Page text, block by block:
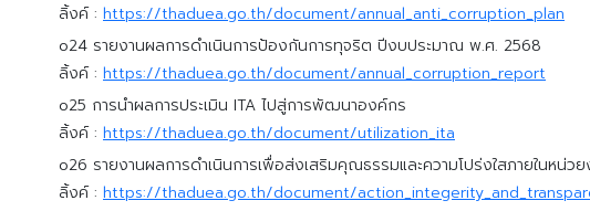
ลิ้งค์ : https://thaduea.go.th/document/annual_anti_corruption_plan
o24 รายงานผลการดำเนินการป้องกันการทุจริต ปีงบประมาณ พ.ศ. 2568
ลิ้งค์ : https://thaduea.go.th/document/annual_corruption_report
o25 การนำผลการประเมิน ITA ไปสู่การพัฒนาองค์กร
ลิ้งค์ : https://thaduea.go.th/document/utilization_ita
o26 รายงานผลการดำเนินการเพื่อส่งเสริมคุณธรรมและความโปร่งใสภายในหน่
ลิ้งค์ : https://thaduea.go.th/document/